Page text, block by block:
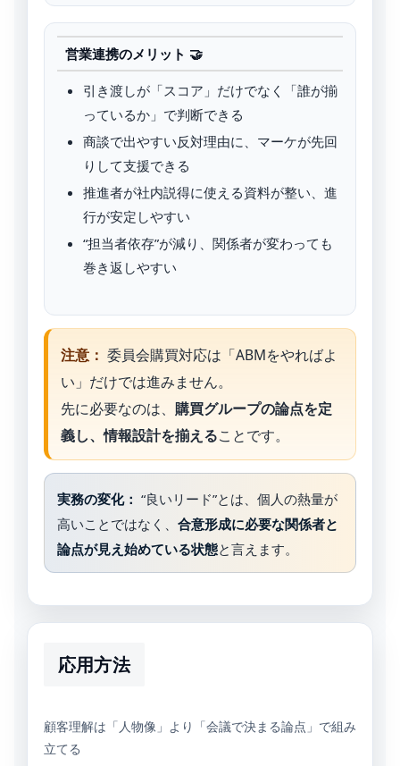
営業連携のメリット 🤝
引き渡しが「スコア」だけでなく「誰が揃
っているか」で判断できる
商談で出やすい反対理由に、マーケが先回
りして支援できる
推進者が社内説得に使える資料が整い、進
行が安定しやすい
“担当者依存”が減り、関係者が変わっても
巻き返しやすい
注意： 委員会購買対応は「ABMをやればよ
い」だけでは進みません。
先に必要なのは、 購買グループの論点を定
義し、情報設計を揃えることです。
実務の変化： “良いリード”とは、個人の熱量が
高いことではなく、 合意形成に必要な関係者と
論点が見え始めている状態と言えます。
応用方法
顧客理解は「人物像」より「会議で決まる論点」で組み
立てる